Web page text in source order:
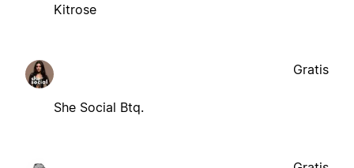
Kitrose
She Social Btq.
Gratis